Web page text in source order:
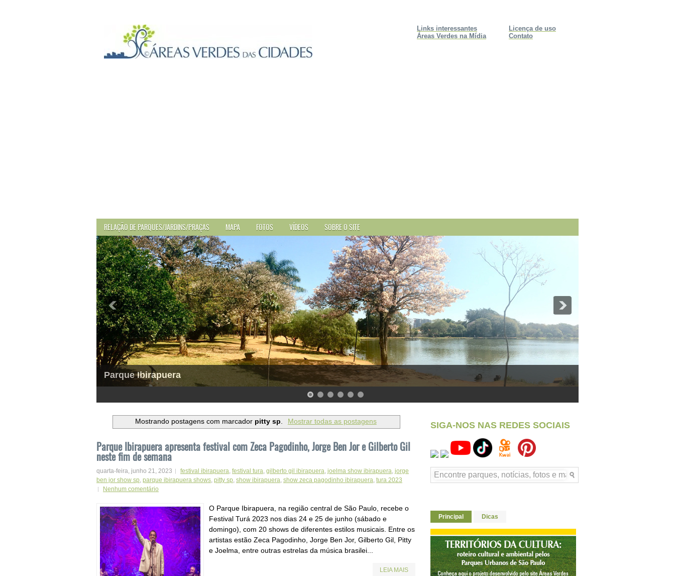
Licença de uso
Contato
Links interessantes
Áreas Verdes na Mídia
RELAÇÃO DE PARQUES/JARDINS/PRAÇAS MAPA FOTOS VÍDEOS SOBRE O SITE
Parque Ibirapuera
Mostrando postagens com marcador pitty sp. Mostrar todas as postagens
Parque Ibirapuera apresenta festival com Zeca Pagodinho, Jorge Ben Jor e Gilberto Gil
neste fim de semana
quarta-feira, junho 21, 2023 festival ibirapuera festival tura gilberto gil ibirapuera joelma show ibirapuera jorge
ben jor show sp parque ibirapuera shows pitty sp show ibirapuera show zeca pagodinho ibirapuera tura 2023
Nenhum comentário
O Parque Ibirapuera, na região central de São Paulo, recebe o
Festival Turá 2023 nos dias 24 e 25 de junho (sábado e
domingo), com 20 shows de diferentes estilos musicais. Entre os
artistas estão Zeca Pagodinho, Jorge Ben Jor, Gilberto Gil, Pitty
e Joelma, entre outras estrelas da música brasilei...
LEIA MAIS
SIGA-NOS NAS REDES SOCIAIS
Principal Dicas